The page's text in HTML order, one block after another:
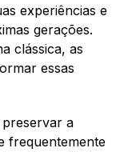
experiências e
gerações.
clássica, as
essas
preservar a
frequentemente